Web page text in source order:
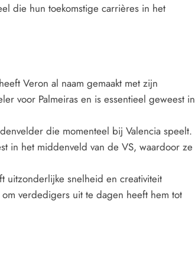
die hun toekomstige carrières in het
Veron al naam gemaakt met zijn
voor Palmeiras en is essentieel geweest in
die momenteel bij Valencia speelt.
in het middenveld van de VS, waardoor ze
uitzonderlijke snelheid en creativiteit
verdedigers uit te dagen heeft hem tot